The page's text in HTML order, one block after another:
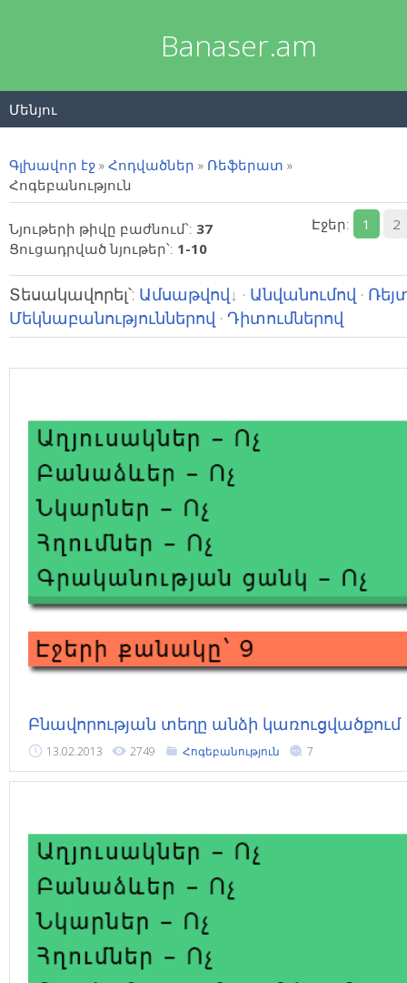
Banaser.am
Մենյու
Գլխավոր էջ » Հոդվածներ » Ռեֆերատ »
Հոգեբանություն
Նյութերի թիվը բաժնում՝: 37
Ցուցադրված նյութեր՝: 1-10
Էջեր: 1 2
Տեսակավորել՝: Ամսաթվով · Անվանումով ·
Մեկնաբանություններով · Դիտումներով
Բնավորության տեղը անձի կառուցվածքում
13.02.2013 2749 Հոգեբանություն 7